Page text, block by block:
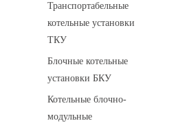
Транспортабельные
котельные установки
ТКУ
Блочные котельные
установки БКУ
Котельные блочно-
модульные